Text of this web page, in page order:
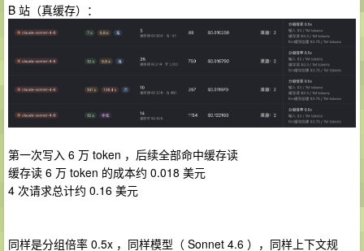
B 站（真缓存）：
第一次写入 6 万 token ，后续全部命中缓存读
缓存读 6 万 token 的成本约 0.018 美元
4 次请求总计约 0.16 美元
同样是分组倍率 0.5x ，同样模型（ Sonnet 4.6 ），同样上下文规